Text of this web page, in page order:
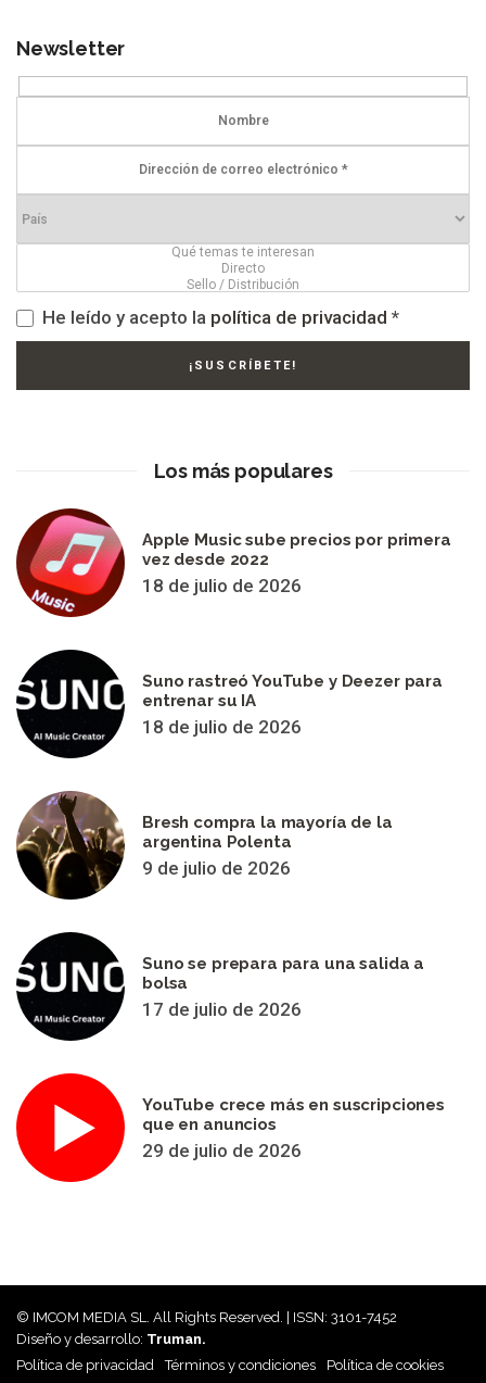
Newsletter
He leído y acepto la política de privacidad *
Los más populares
Apple Music sube precios por primera
vez desde 2022
18 de julio de 2026
Suno rastreó YouTube y Deezer para
entrenar su IA
18 de julio de 2026
Bresh compra la mayoría de la
argentina Polenta
9 de julio de 2026
Suno se prepara para una salida a
bolsa
17 de julio de 2026
YouTube crece más en suscripciones
que en anuncios
29 de julio de 2026
© IMCOM MEDIA SL. All Rights Reserved. | ISSN: 3101-7452
Diseño y desarrollo: Truman.
Política de privacidad
Términos y condiciones Política de cookies